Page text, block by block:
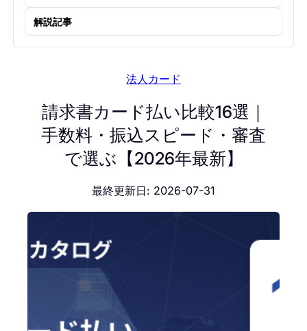
解説記事
法人カード
請求書カード払い比較16選｜
手数料・振込スピード・審査
で選ぶ【2026年最新】
最終更新日: 2026-07-31